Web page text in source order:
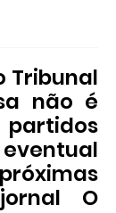
Tribunal
não é
O